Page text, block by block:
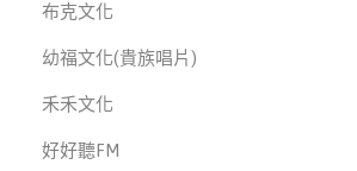
布克文化
幼福文化(貴族唱片)
禾禾文化
好好聽FM